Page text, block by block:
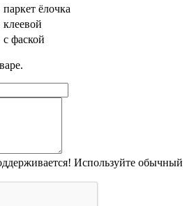
паркет ёлочка
клеевой
с фаской
Используйте обычный